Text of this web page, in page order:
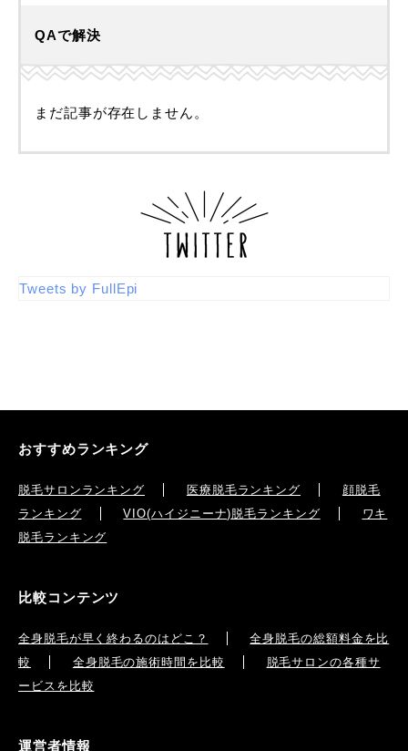
QAで解決
まだ記事が存在しません。
Tweets by FullEpi
おすすめランキング
脱毛サロンランキング 医療脱毛ランキング
顔脱毛
ランキング
VIO(ハイジニーナ)脱毛ランキング
ワキ
脱毛ランキング
比較コンテンツ
全身脱毛が早く終わるのはどこ？
全身脱毛の総額料金を比
較
全身脱毛の施術時間を比較
脱毛サロンの各種サ
ービスを比較
運営者情報